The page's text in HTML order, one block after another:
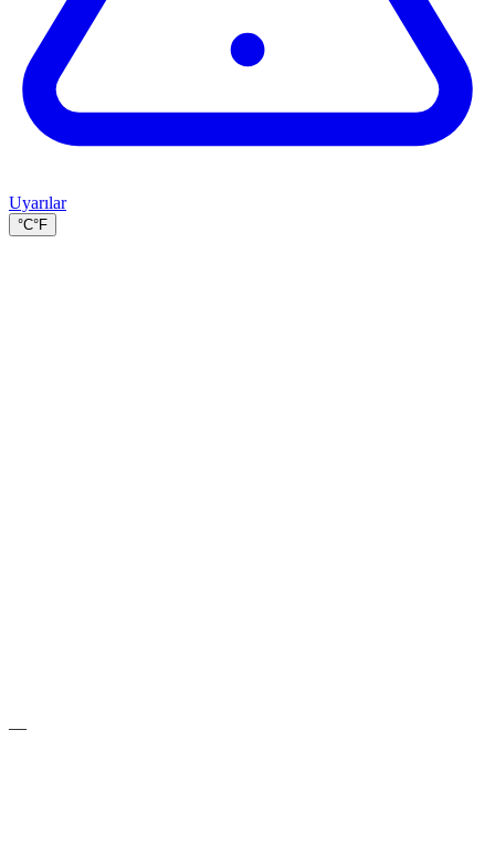
Uyarılar
°C°F
—